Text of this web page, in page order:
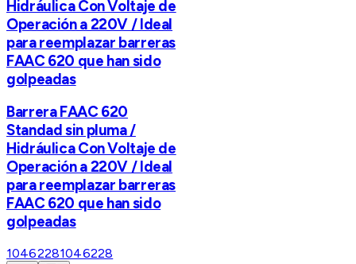
Hidráulica Con Voltaje de
Operación a 220V / Ideal
para reemplazar barreras
FAAC 620 que han sido
golpeadas
Barrera FAAC 620
Standad sin pluma /
Hidráulica Con Voltaje de
Operación a 220V / Ideal
para reemplazar barreras
FAAC 620 que han sido
golpeadas
10462281046228